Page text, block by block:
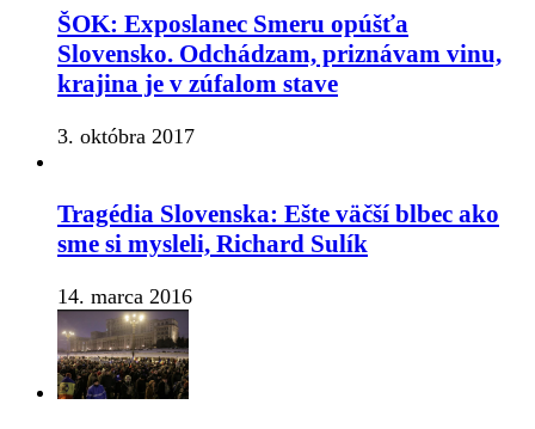
ŠOK: Exposlanec Smeru opúšťa
Slovensko. Odchádzam, priznávam vinu,
krajina je v zúfalom stave
3. októbra 2017
Tragédia Slovenska: Ešte väčší blbec ako
sme si mysleli, Richard Sulík
14. marca 2016